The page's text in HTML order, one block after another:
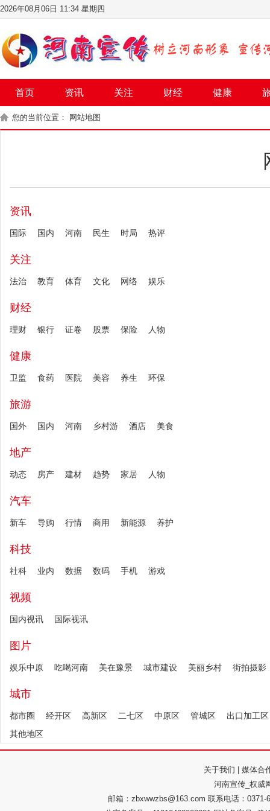
2026年08月06日 11:34 星期四
首页 资讯 关注 财经 健康
您的当前位置： 网站地图
资讯
国际 国内 河南 民生 时局 热评
关注
法治 教育 体育 文化 网络 娱乐
财经
理财 银行 证卷 股票 保险 人物
健康
卫监 食药 医院 美容 养生 环保
旅游
国外 国内 河南 乡村游 酒店 美食
地产
动态 房产 建材 趋势 家居 人物
汽车
新车 导购 行情 商用 新能源 养护
科技
社科 业内 数据 数码 手机 游戏
视频
国内视讯 国际视讯
图片
娱乐中原 吃喝河南 美在豫景 城市建设 美丽乡村 街拍摄影
城市
都市圈 经开区 高新区 二七区 中原区 管城区
出口加工区
其他地区
关于我们
媒体合
河南宣传_权威
邮箱：zbxwwzbs@163.com 联系电话：